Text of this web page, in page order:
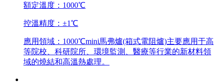
額定溫度：1000℃
控溫精度：±1℃
應用領域：1000℃mini馬弗爐(箱式電阻爐)主要應用于高
等院校、科研院所、環境監測、醫療等行業的新材料領
域的燒結和高溫熱處理。